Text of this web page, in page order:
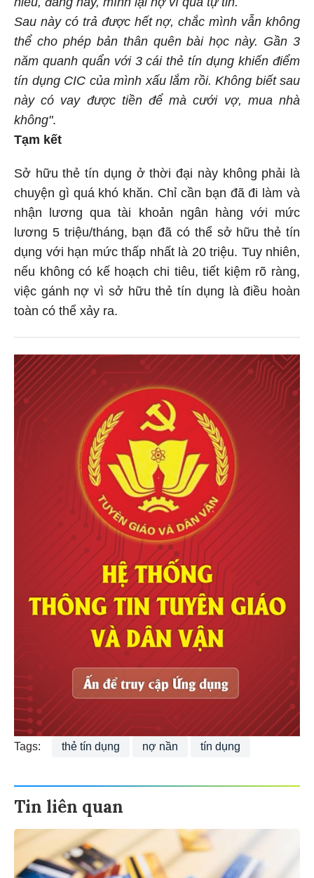
Sau này có trả được hết nợ, chắc mình vẫn không
thể cho phép bản thân quên bài học này. Gần 3
năm quanh quẩn với 3 cái thẻ tín dụng khiến điểm
tín dụng CIC của mình xấu lắm rồi. Không biết sau
này có vay được tiền để mà cưới vợ, mua nhà
không".
Tạm kết
Sở hữu thẻ tín dụng ở thời đại này không phải là
chuyện gì quá khó khăn. Chỉ cần bạn đã đi làm và
nhận lương qua tài khoản ngân hàng với mức
lương 5 triệu/tháng, bạn đã có thể sở hữu thẻ tín
dụng với hạn mức thấp nhất là 20 triệu. Tuy nhiên,
nếu không có kế hoạch chi tiêu, tiết kiệm rõ ràng,
việc gánh nợ vì sở hữu thẻ tín dụng là điều hoàn
toàn có thể xảy ra.
Tags: thẻ tín dụng nợ nần tín dụng
Tin liên quan